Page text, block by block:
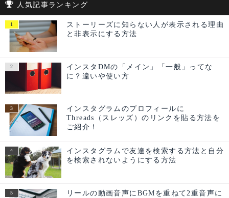
人気記事ランキング
ストーリーズに知らない人が表示される理由
と非表示にする方法
インスタDMの「メイン」「一般」ってな
に？違いや使い方
インスタグラムのプロフィールに
Threads（スレッズ）のリンクを貼る方法を
ご紹介！
インスタグラムで友達を検索する方法と自分
を検索されないようにする方法
リールの動画音声にBGMを重ねて2重音声に